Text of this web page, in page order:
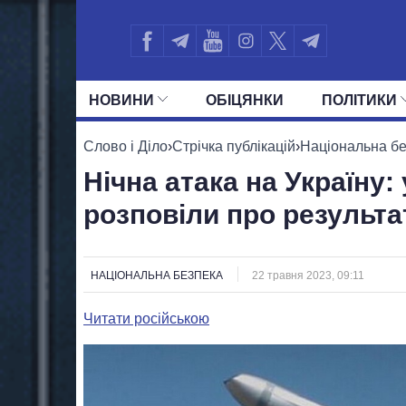
НОВИНИ ОБIЦЯНКИ ПОЛIТИКИ
УСІ ПОЛІТИКИ ПРЕЗИДЕНТ І
Слово і Діло›Стрічка публікацій›Національна
Нічна атака на
розповіли про
НАЦІОНАЛЬНА БЕЗПЕКА 22 травня 2023, 09:11
Читати російською